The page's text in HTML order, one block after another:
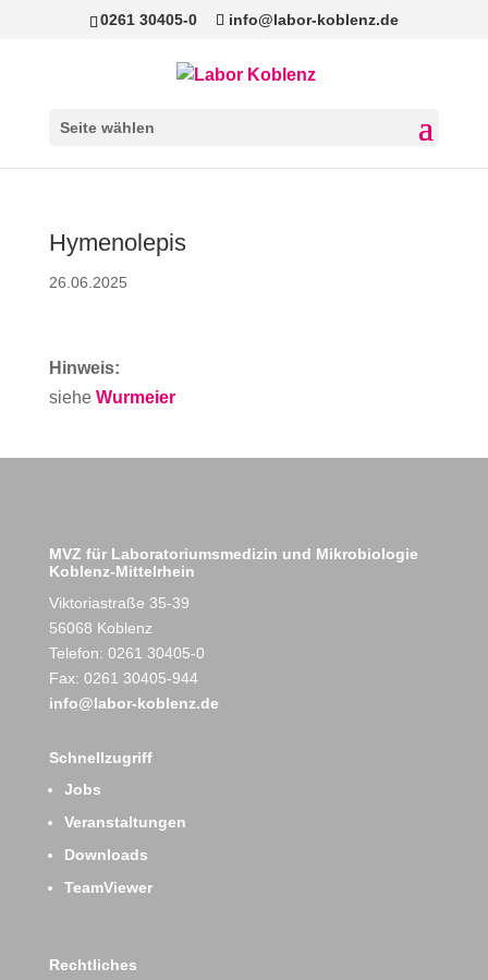
0261 30405-0 info@labor-koblenz.de
Seite wählen
Hymenolepis
26.06.2025
Hinweis:
siehe Wurmeier
MVZ für Laboratoriumsmedizin und Mikrobiologie
Koblenz-Mittelrhein
Viktoriastraße 35-39
56068 Koblenz
Telefon: 0261 30405-0
Fax: 0261 30405-944
info@labor-koblenz.de
Schnellzugriff
Jobs
Veranstaltungen
Downloads
TeamViewer
Rechtliches